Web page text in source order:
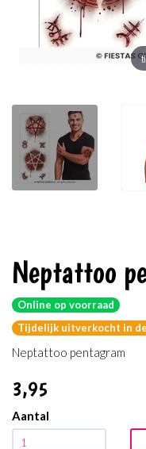
Neptattoo
Online op voorraad
Tijdelijk uitverkocht in
Neptattoo pentagram
3,95
Aantal